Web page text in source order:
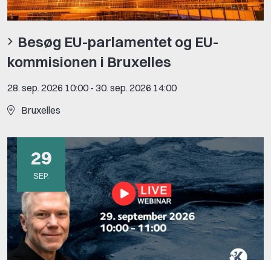
Besøg EU-parlamentet og EU-
kommisionen i Bruxelles
28. sep. 2026 10:00 - 30. sep. 2026 14:00
Bruxelles
29
SEP.